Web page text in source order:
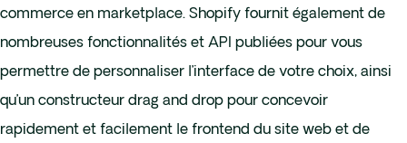
commerce en marketplace. Shopify fournit également de
nombreuses fonctionnalités et API publiées pour vous
permettre de personnaliser l’interface de votre choix, ainsi
qu’un constructeur drag and drop pour concevoir
rapidement et facilement le frontend du site web et de